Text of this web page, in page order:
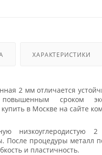
ХАРАКТЕРИСТИКИ
2 мм отличается
сроком
в Москве на сайте
После процедуры металл
и пластичность.